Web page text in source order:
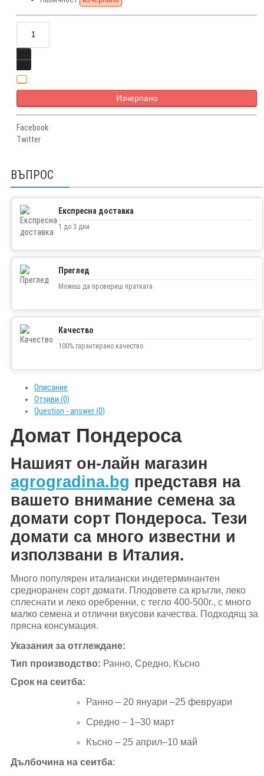
Изчерпано
Facebook
Twitter
ВЪПРОС
Експресна доставка
1 до 3 дни
Преглед
Можеш да провериш пратката
Качество
100% гарантирано качество
Описание
Отзиви (0)
Question - answer (0)
Домат Пондероса
Нашият он-лайн магазин
agrogradina.bg представя на
вашето внимание семена за
домати сорт Пондероса. Тези
домати са много известни и
използвани в Италия.
Много популярен италиански индетерминантен
средноранен сорт домати. Плодовете са кръгли, леко
сплеснати и леко оребренни, с тегло 400-500г., с много
малко семена и отлични вкусови качества. Подходящ за
прясна консумация.
Указания за отглеждане:
Тип производство: Ранно, Средно, Късно
Срок на сеитба:
Ранно – 20 януари –25 февруари
Средно – 1–30 март
Късно – 25 април–10 май
Дълбочина на сеитба: